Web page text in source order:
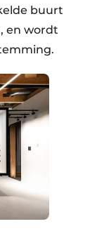
buurt
en wordt